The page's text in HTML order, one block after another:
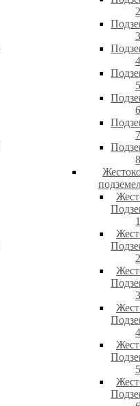
2
3
4
5
6
7
8
1
2
3
4
5